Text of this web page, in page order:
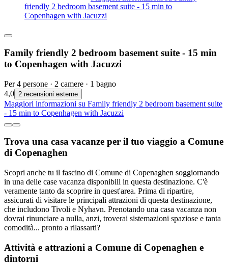
friendly 2 bedroom basement suite - 15 min to
Copenhagen with Jacuzzi
Family friendly 2 bedroom basement suite - 15 min
to Copenhagen with Jacuzzi
Per 4 persone · 2 camere · 1 bagno
4,0 2 recensioni esterne
Maggiori informazioni su Family friendly 2 bedroom basement suite
- 15 min to Copenhagen with Jacuzzi
Trova una casa vacanze per il tuo viaggio a Comune
di Copenaghen
Scopri anche tu il fascino di Comune di Copenaghen soggiornando
in una delle case vacanza disponibili in questa destinazione. C'è
veramente tanto da scoprire in quest'area. Prima di ripartire,
assicurati di visitare le principali attrazioni di questa destinazione,
che includono Tivoli e Nyhavn. Prenotando una casa vacanza non
dovrai rinunciare a nulla, anzi, troverai sistemazioni spaziose e tanta
comodità... pronto a rilassarti?
Attività e attrazioni a Comune di Copenaghen e
dintorni